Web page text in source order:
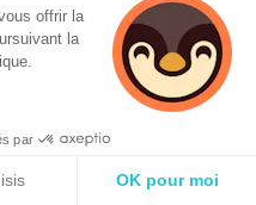
offrir la
la
par
OK pour moi
2 personnes
consultent
actuellement cette